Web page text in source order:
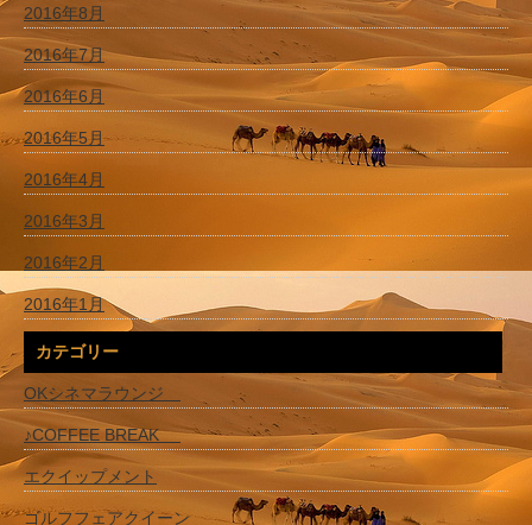
2016年8月
2016年7月
2016年6月
2016年5月
2016年4月
2016年3月
2016年2月
2016年1月
カテゴリー
OKシネマラウンジ
♪COFFEE BREAK
エクイップメント
ゴルフフェアクイーン